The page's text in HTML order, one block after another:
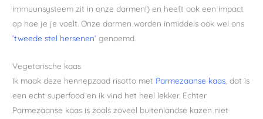
immuunsysteem zit in onze darmen!) en heeft ook een impact
op hoe je je voelt. Onze darmen worden inmiddels ook wel ons
’tweede stel hersenen’ genoemd.
Vegetarische kaas
Ik maak deze hennepzaad risotto met Parmezaanse kaas , dat is
een echt superfood en ik vind het heel lekker. Echter
Parmezaanse kaas is zoals zoveel buitenlandse kazen niet